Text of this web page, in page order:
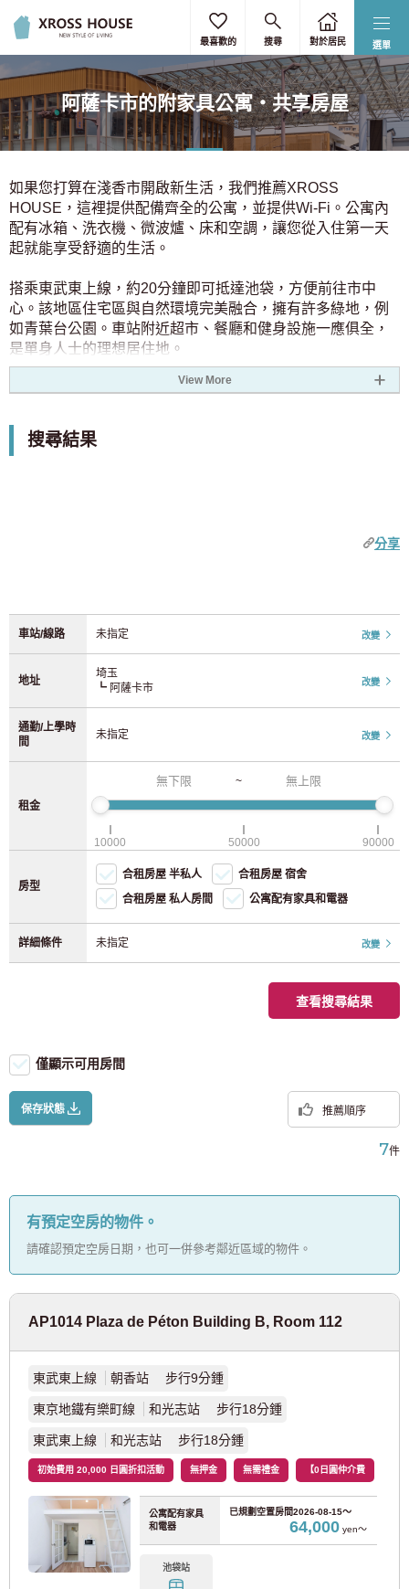
選單
最喜歡的 搜尋 對於居民
阿薩卡市的附家具公寓・共享房屋
如果您打算在淺香市開啟新生活，我們推薦XROSS
HOUSE，這裡提供配備齊全的公寓，並提供Wi-Fi。公寓內
配有冰箱、洗衣機、微波爐、床和空調，讓您從入住第一天
起就能享受舒適的生活。
搭乘東武東上線，約20分鐘即可抵達池袋，方便前往市中
心。該地區住宅區與自然環境完美融合，擁有許多綠地，例
如青葉台公園。車站附近超市、餐廳和健身設施一應俱全，
是單身人士的理想居住地。
XROSS HOUSE的公寓提供完全獨立的房間，注重保護您的
友。在淺香市開啟便利舒適的新生活吧！
View More
搜尋結果
分享
車站/線路 未指定 改變
地址
埼玉
┗ 阿薩卡市
改變
通勤/上學時
間
未指定 改變
租金
~
10000 50000 90000
房型
合租房屋 半私人
合租房屋 宿舍
合租房屋 私人房間
公寓配有家具和電器
詳細條件 未指定 改變
查看搜尋結果
保存狀態 推薦順序
7件
僅顯示可用房間
有預定空房的物件。
請確認預定空房日期，也可一併參考鄰近區域的物件。
AP1014 Plaza de Péton Building B, Room 112
東武東上線 朝香站 步行9分鍾
東京地鐵有樂町線 和光志站 步行18分鍾
東武東上線 和光志站 步行18分鍾
初始費用 20,000 日圓折扣活動 無押金 無需禮金 【0日圓仲介費
公寓配有家具
和電器
已規劃空置房間2026-08-15～
64,000yen～
池袋站
選擇車站/路線 重置
按車站搜尋
按路線搜尋
關東
愛知
京都
奈良
兵庫
福岡
北海道
JR東日本
JR湘南新宿線
上野東京線 (4)
JR常磐線 (32)
(8)
JR橫濱線 (28)
JR南部線 (40)
JR高崎線 (2)
JR東海道本線
JR武藏野線 (9)
JR相模線 (1)
東京地鐵
東京地鐵丸之內線 (126)
東京地鐵銀座線 (12)
東京地鐵半藏門線
選擇地址 重置
北海道
北海道 (1)
關東
神奈川 (167)
埼玉 (51)
京都 (9)
兵庫縣
九州
福岡 (118)
選擇地址 重置
僅選擇東京23區 全部選擇
選擇通勤/上學時間 重置
請輸入最近的上班或學校通勤車站。
您最多可以指定3個車站。
目的地站
所需時間
轉帳次數
選擇詳細條件 重置
按關鍵字過濾
預計客房供應日期
從車站步行
不包括僅限女的物件
無押金
無需禮金
【0日圓仲介費
特徵標籤
可容納2人
無線網路（免費）
自行車停車（自行車）
自行車停放（輕型摩托車）
無下限
3 0 日圓
3.5 0 日圓
4 0 日圓
4.5 0 日圓
5.5 0 日圓
6 0 日圓
7 0 日圓
8 0 日圓
無上限
9 0 日圓
8 0 日圓
7 0 日圓
6 0 日圓
5 0 日圓
4.5 0 日圓
4 0 日圓
3.5 0 日圓